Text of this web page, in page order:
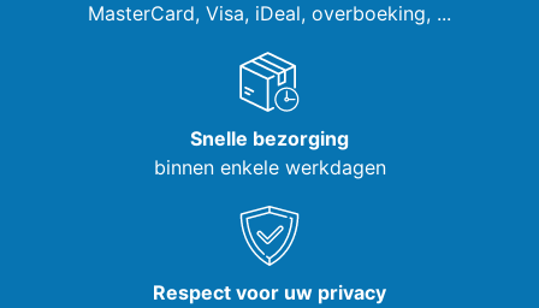
MasterCard, Visa, iDeal, overboeking, ...
Snelle bezorging
binnen enkele werkdagen
Respect voor uw privacy